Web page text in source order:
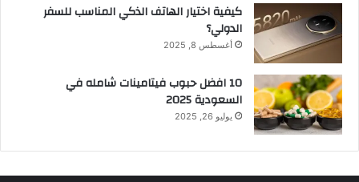
كيفية اختيار الهاتف الذكي المناسب للسفر
الدولي؟
أغسطس 8, 2025
10 افضل حبوب فيتامينات شامله​ في
السعودية 2025
يوليو 26, 2025